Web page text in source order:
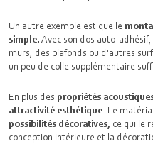
Un autre exemple est que le
simple.Avec son dos auto-
murs, des plafonds ou d'autres
un peu de colle supplémentaire
En plus des propriétés
attractivité esthétique . Le
possibilités décoratives, ce qui le
conception intérieure et la